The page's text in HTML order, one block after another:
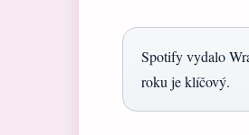
Spotify vydalo
roku je klíčový.